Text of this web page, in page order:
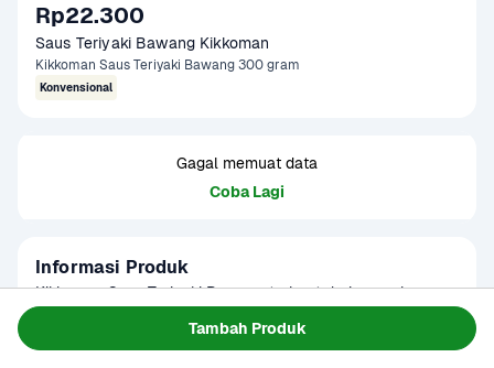
Tambah Produk
Rp22.300
Saus Teriyaki Bawang Kikkoman
Kikkoman Saus Teriyaki Bawang 300 gram
Konvensional
Gagal memuat data
Coba Lagi
Informasi Produk
Kikkoman Saus Teriyaki Bawang terbuat dari rempah-
sebagai bumbu untuk berbagai masakan seperti daging